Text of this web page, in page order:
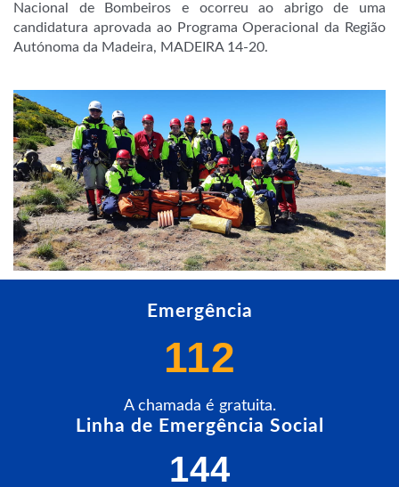
Nacional de Bombeiros e ocorreu ao abrigo de uma
candidatura aprovada ao Programa Operacional da Região
Autónoma da Madeira, MADEIRA 14-20.
Emergência
112
A chamada é gratuita.
Linha de Emergência Social
144